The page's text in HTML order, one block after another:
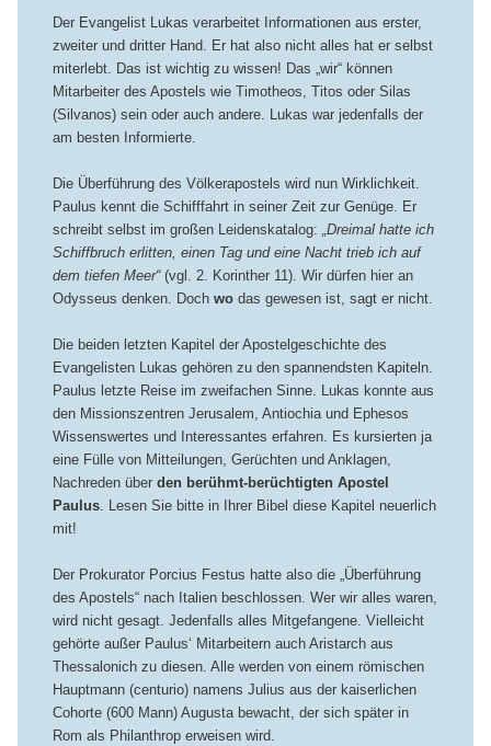
Der Evangelist Lukas verarbeitet Informationen aus erster,
zweiter und dritter Hand. Er hat also nicht alles hat er selbst
miterlebt. Das ist wichtig zu wissen! Das „wir“ können
Mitarbeiter des Apostels wie Timotheos, Titos oder Silas
(Silvanos) sein oder auch andere. Lukas war jedenfalls der
am besten Informierte.
Die Überführung des Völkerapostels wird nun Wirklichkeit.
Paulus kennt die Schifffahrt in seiner Zeit zur Genüge. Er
schreibt selbst im großen Leidenskatalog: „Dreimal hatte ich
Schiffbruch erlitten, einen Tag und eine Nacht trieb ich auf
dem tiefen Meer“(vgl. 2. Korinther 11). Wir dürfen hier an
Odysseus denken. Doch wodas gewesen ist, sagt er nicht.
Die beiden letzten Kapitel der Apostelgeschichte des
Evangelisten Lukas gehören zu den spannendsten Kapiteln.
Paulus letzte Reise im zweifachen Sinne. Lukas konnte aus
den Missionszentren Jerusalem, Antiochia und Ephesos
Wissenswertes und Interessantes erfahren. Es kursierten ja
eine Fülle von Mitteilungen, Gerüchten und Anklagen,
Nachreden über den berühmt-berüchtigten Apostel
Paulus. Lesen Sie bitte in Ihrer Bibel diese Kapitel neuerlich
mit!
Der Prokurator Porcius Festus hatte also die „Überführung
des Apostels“ nach Italien beschlossen. Wer wir alles waren,
wird nicht gesagt. Jedenfalls alles Mitgefangene. Vielleicht
gehörte außer Paulus‘ Mitarbeitern auch Aristarch aus
Thessalonich zu diesen. Alle werden von einem römischen
Hauptmann (centurio) namens Julius aus der kaiserlichen
Cohorte (600 Mann) Augusta bewacht, der sich später in
Rom als Philanthrop erweisen wird.